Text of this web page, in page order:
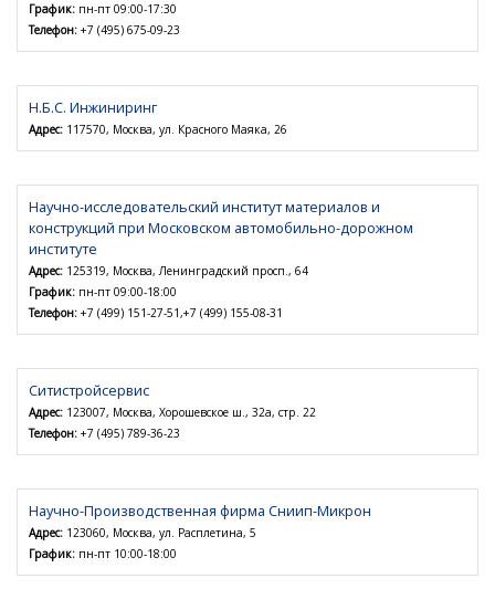
График: пн-пт 09:00-17:30
Телефон: +7 (495) 675-09-23
Н.Б.С. Инжиниринг
Адрес: 117570, Москва, ул. Красного Маяка, 26
Научно-исследовательский институт материалов и
конструкций при Московском автомобильно-дорожном
институте
Адрес: 125319, Москва, Ленинградский просп., 64
График: пн-пт 09:00-18:00
Телефон: +7 (499) 151-27-51,+7 (499) 155-08-31
Ситистройсервис
Адрес: 123007, Москва, Хорошевское ш., 32а, стр. 22
Телефон: +7 (495) 789-36-23
Научно-Производственная фирма Сниип-Микрон
Адрес: 123060, Москва, ул. Расплетина, 5
График: пн-пт 10:00-18:00